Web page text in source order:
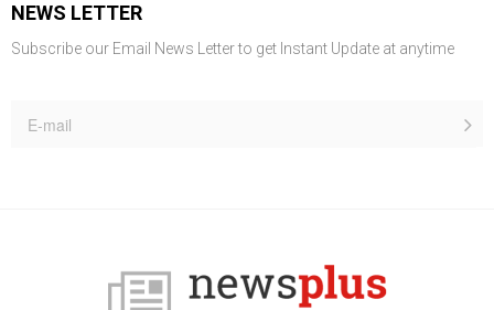
NEWS LETTER
Subscribe our Email News Letter to get Instant Update at anytime